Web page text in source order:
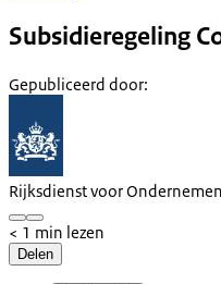
Subsidieregeling
Gepubliceerd door:
Rijksdienst voor
< 1 min lezen
Delen